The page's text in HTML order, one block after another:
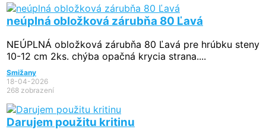
neúplná obložková zárubňa 80 Ľavá
NEÚPLNÁ obložková zárubňa 80 Ľavá pre hrúbku steny
10-12 cm 2ks. chýba opačná krycia strana....
Smižany
18-04-2026
268 zobrazení
Darujem použitu kritinu